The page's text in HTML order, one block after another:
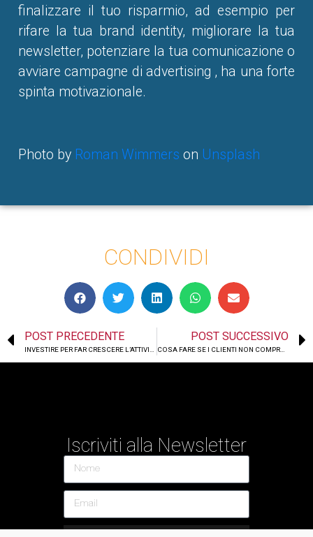
finalizzare il tuo risparmio, ad esempio per
rifare la tua brand identity, migliorare la tua
newsletter, potenziare la tua comunicazione o
avviare campagne di advertising , ha una forte
spinta motivazionale.
Photo by Roman Wimmers on Unsplash
CONDIVIDI
POST PRECEDENTE
INVESTIRE PER FAR CRESCERE L’ATTIVITÀ
POST SUCCESSIVO
COSA FARE SE I CLIENTI NON COMPRANO
Iscriviti alla Newsletter